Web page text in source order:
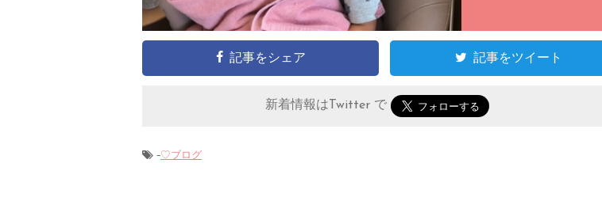
記事をシェア 記事をツイート
新着情報はTwitter で
-♡ブログ